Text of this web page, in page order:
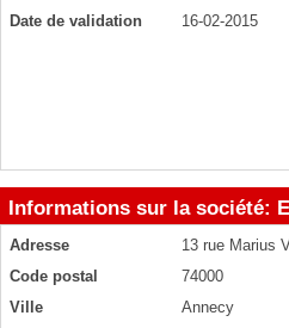
Date de validation
16-02-2015
Informations sur la société:
Adresse
13 rue Marius
Code postal
74000
Ville
Annecy